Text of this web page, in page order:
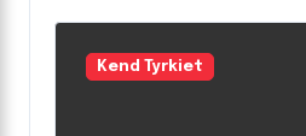
Kend Tyrkiet